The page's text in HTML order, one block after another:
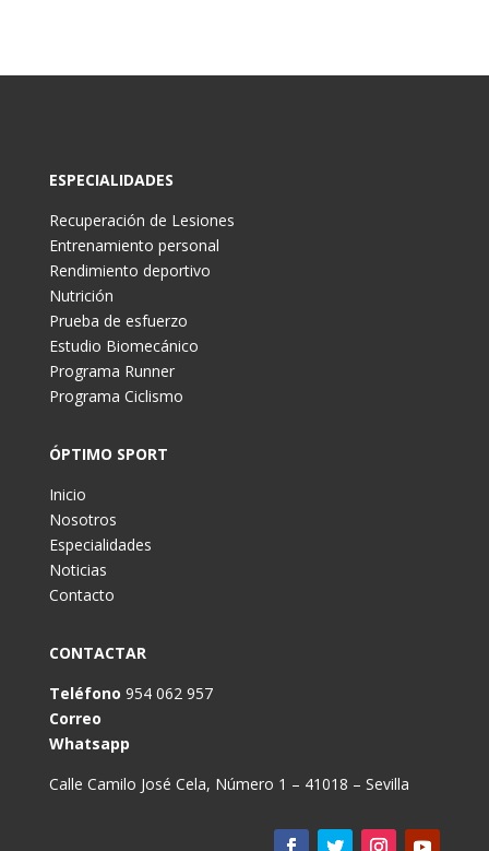
ESPECIALIDADES
Recuperación de Lesiones
Entrenamiento personal
Rendimiento deportivo
Nutrición
Prueba de esfuerzo
Estudio Biomecánico
Programa Runner
Programa Ciclismo
ÓPTIMO SPORT
Inicio
Nosotros
Especialidades
Noticias
Contacto
CONTACTAR
Teléfono 954 062 957
Correo
Whatsapp
Calle Camilo José Cela, Número 1 – 41018 – Sevilla